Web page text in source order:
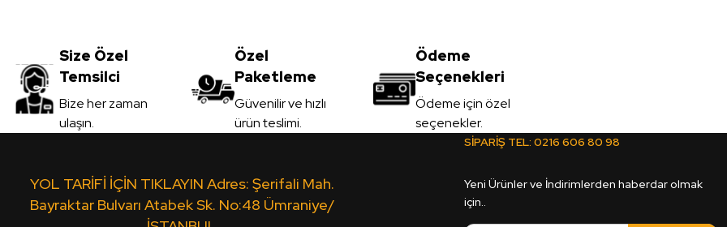
Gönder
KDV Dahil
Sipariş Ver
ORDU 22mm*2100*2800mm Profillik Ham MDF - ÇAMSAN ORDU
Size Özel
Temsilci
Bize her zaman
ulaşın.
Özel
Paketleme
Güvenilir ve hızlı
ürün teslimi.
Ödeme
Seçenekleri
Ödeme için özel
seçenekler.
YOL TARİFİ İÇİN TIKLAYIN Adres: Şerifali Mah.
Bayraktar Bulvarı Atabek Sk. No:48 Ümraniye/
SİPARİŞ TEL: 0216 606 80 98
Yeni Ürünler ve İndirimlerden haberdar olmak
için..